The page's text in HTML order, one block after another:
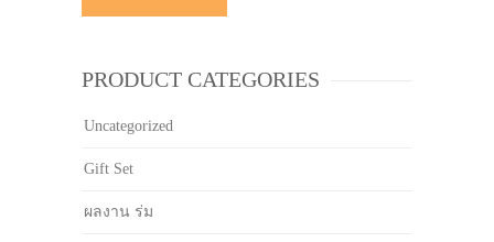
PRODUCT CATEGORIES
Uncategorized
Gift Set
ผลงาน ร่ม